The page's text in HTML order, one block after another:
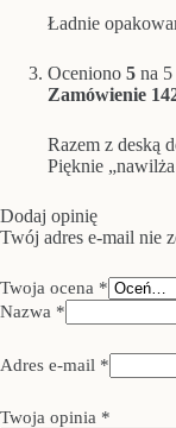
Ładnie
Oceniono 5 na 5
Zamówienie
Razem z deską
Pięknie
Dodaj opinię
Twój adres e-mail nie
Twoja ocena *
Nazwa *
Adres e-mail *
Twoja opinia *